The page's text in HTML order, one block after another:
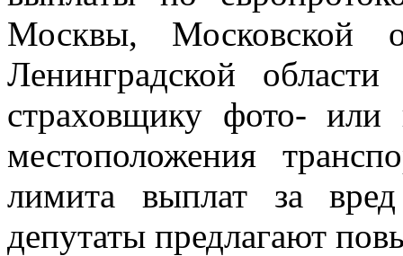
Москвы, Московской
Ленинградской
страховщику фото- или
местоположения
лимита выплат за
депутаты предлагают